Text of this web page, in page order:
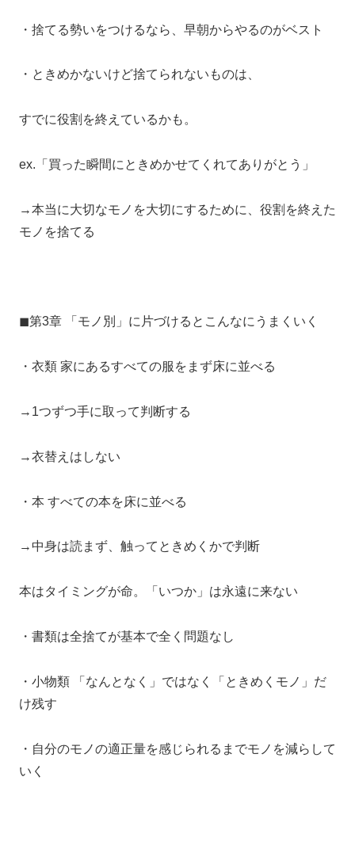
・捨てる勢いをつけるなら、早朝からやるのがベスト
・ときめかないけど捨てられないものは、
すでに役割を終えているかも。
ex.「買った瞬間にときめかせてくれてありがとう」
→本当に大切なモノを大切にするために、役割を終えた
モノを捨てる
◼︎第3章 「モノ別」に片づけるとこんなにうまくいく
・衣類 家にあるすべての服をまず床に並べる
→1つずつ手に取って判断する
→衣替えはしない
・本 すべての本を床に並べる
→中身は読まず、触ってときめくかで判断
本はタイミングが命。「いつか」は永遠に来ない
・書類は全捨てが基本で全く問題なし
・小物類 「なんとなく」ではなく「ときめくモノ」だ
け残す
・自分のモノの適正量を感じられるまでモノを減らして
いく